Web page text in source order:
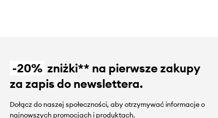
-20% zniżki** na pierwsze zakupy
za zapis do newslettera.
Dołącz do naszej społeczności, aby otrzymywać informacje o
najnowszych promocjach i produktach.